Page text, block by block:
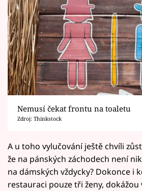
Nemusí čekat frontu na toaletu
Zdroj: Thinkstock
A u toho vylučování ještě chvíli
že na pánských záchodech není
na dámských vždycky? Dokonce i
restauraci pouze tři ženy,